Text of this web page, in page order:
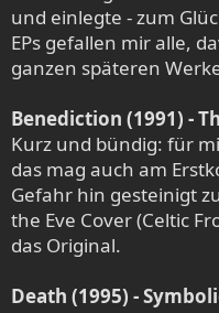
und einlegte - zum
EPs gefallen mir alle,
ganzen späteren
Benediction (1991) -
Kurz und bündig: für
das mag auch am
Gefahr hin gesteinigt
the Eve Cover (Celtic
das Original.
Death (1995) -